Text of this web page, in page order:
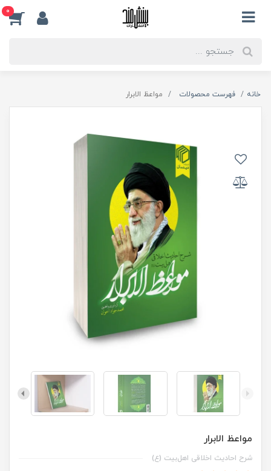
0
خانه فهرست محصولات مواعظ الابرار
مواعظ الابرار
شرح احادیث اخلاقی اهل‌بیت (ع)